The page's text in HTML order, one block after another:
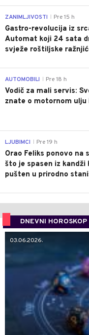
ZANIMLJIVOSTI Pre 15 h
Gastro-revolucija iz
Automat koji 24 sata
svježe roštiljske
AUTOMOBILI Pre 18 h
Vodič za mali servis:
znate o motornom
LJUBIMCI Pre 19 h
Orao Feliks ponovo na
što je spasen iz kandži
pušten u prirodno
DNEVNI HOROSKOP
03.06.2026.